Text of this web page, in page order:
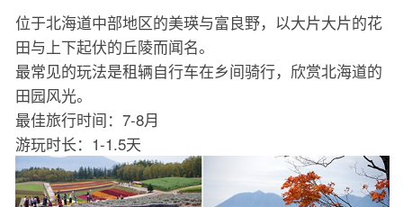
位于北海道中部地区的美瑛与富良野，以大片大片的花
田与上下起伏的丘陵而闻名。
最常见的玩法是租辆自行车在乡间骑行，欣赏北海道的
田园风光。
最佳旅行时间：7-8月
游玩时长：1-1.5天